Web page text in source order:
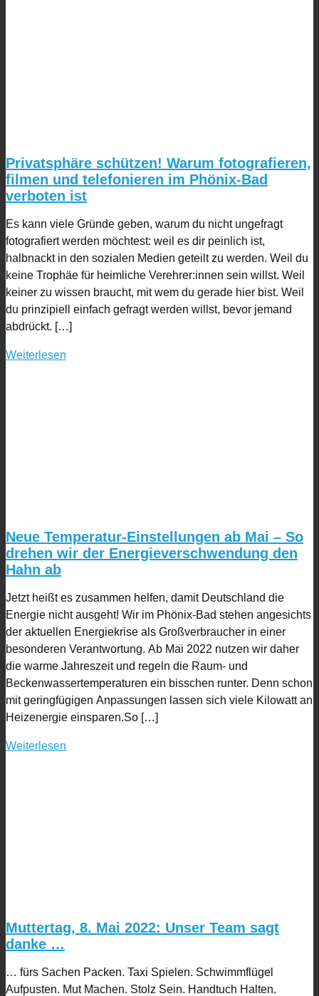
Privatsphäre schützen! Warum fotografieren,
filmen und telefonieren im Phönix-Bad
verboten ist
Es kann viele Gründe geben, warum du nicht ungefragt
fotografiert werden möchtest: weil es dir peinlich ist,
halbnackt in den sozialen Medien geteilt zu werden. Weil du
keine Trophäe für heimliche Verehrer:innen sein willst. Weil
keiner zu wissen braucht, mit wem du gerade hier bist. Weil
du prinzipiell einfach gefragt werden willst, bevor jemand
abdrückt. […]
Weiterlesen
Neue Temperatur-Einstellungen ab Mai – So
drehen wir der Energieverschwendung den
Hahn ab
Jetzt heißt es zusammen helfen, damit Deutschland die
Energie nicht ausgeht! Wir im Phönix-Bad stehen angesichts
der aktuellen Energiekrise als Großverbraucher in einer
besonderen Verantwortung. Ab Mai 2022 nutzen wir daher
die warme Jahreszeit und regeln die Raum- und
Beckenwassertemperaturen ein bisschen runter. Denn schon
mit geringfügigen Anpassungen lassen sich viele Kilowatt an
Heizenergie einsparen.So […]
Weiterlesen
Muttertag, 8. Mai 2022: Unser Team sagt
danke …
… fürs Sachen Packen. Taxi Spielen. Schwimmflügel
Aufpusten. Mut Machen. Stolz Sein. Handtuch Halten.